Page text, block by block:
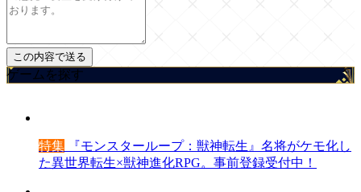
ゲームを探す
特集 『モンスターループ：獣神転生』名将がケモ化し
た異世界転生×獣神進化RPG。事前登録受付中！